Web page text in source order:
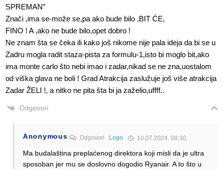
SPREMAN”
Znači ,ima se-može se,pa ako bude bilo ,BIT ĆE,
FINO ! A ,ako ne bude bilo,opet dobro !
Ne znam šta se čeka ili kako još nikome nije pala ideja da bi se u
Zadru mogla radit staza-pista za formulu-1,isto bi moglo bit,ako
ima monte carlo što nebi imao i zadar,nikad se ne zna,uostalom
od viška glava ne boli ! Grad Atrakcija zaslužuje još više atrakcija
Zadar ŽELI !, a nitko ne pita šta bi ja zaželio,uffff..
Odgovori
Anonymous Odgovori Logo 10.07.2024. 08:30
Ma budalaština preplaćenog direktora koji misli da je ultra
sposoban jer mu se doslovno dogodio Ryanair. A to što u